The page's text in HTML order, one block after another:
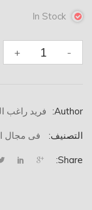
In Stock
+
الاقتصاد
-
Author: فريد راغب
التصنيف: فى مجال
Share: